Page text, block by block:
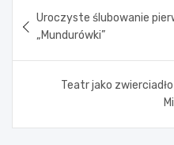
wpisu
Uroczyste ślubowanie
„Mundurówki”
Teatr jako